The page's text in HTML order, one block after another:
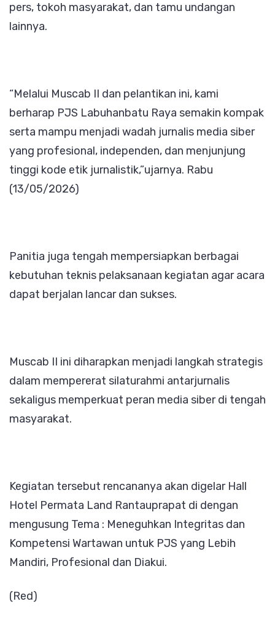
pers, tokoh masyarakat, dan tamu undangan
lainnya.
“Melalui Muscab II dan pelantikan ini, kami
berharap PJS Labuhanbatu Raya semakin kompak
serta mampu menjadi wadah jurnalis media siber
yang profesional, independen, dan menjunjung
tinggi kode etik jurnalistik,”ujarnya. Rabu
(13/05/2026)
Panitia juga tengah mempersiapkan berbagai
kebutuhan teknis pelaksanaan kegiatan agar acara
dapat berjalan lancar dan sukses.
Muscab II ini diharapkan menjadi langkah strategis
dalam mempererat silaturahmi antarjurnalis
sekaligus memperkuat peran media siber di tengah
masyarakat.
Kegiatan tersebut rencananya akan digelar Hall
Hotel Permata Land Rantauprapat di dengan
mengusung Tema : Meneguhkan Integritas dan
Kompetensi Wartawan untuk PJS yang Lebih
Mandiri, Profesional dan Diakui.
(Red)